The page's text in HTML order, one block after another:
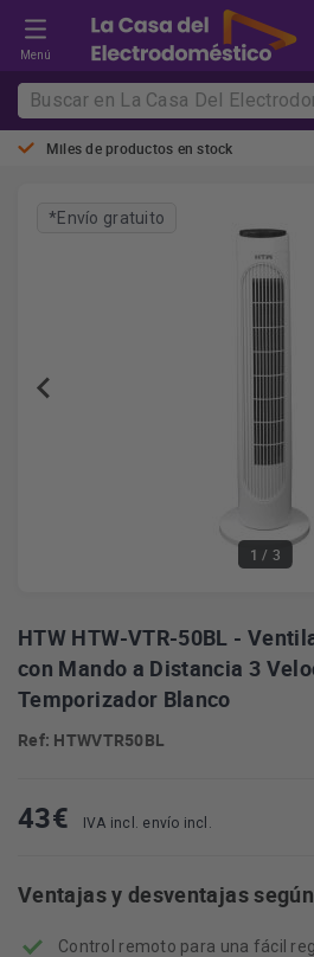
Menú
Miles de productos en stock
1 / 3
*Envío gratuito
HTW HTW-VTR-50BL -
con Mando a Distancia 3
Temporizador Blanco
Ref: HTWVTR50BL
43€ IVA incl. envío incl.
Ventajas y desventajas
Control remoto para una fácil